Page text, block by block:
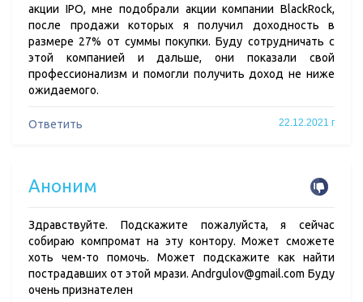
акции IPO, мне подобрали акции компании BlackRock,
после продажи которых я получил доходность в
размере 27% от суммы покупки. Буду сотрудничать с
этой компанией и дальше, они показали свой
профессионализм и помогли получить доход не ниже
ожидаемого.
Ответить 22.12.2021 г
Аноним
Здравствуйте. Подскажите пожалуйста, я сейчас
собираю компромат на эту контору. Может сможете
хоть чем-то помочь. Может подскажите как найти
пострадавших от этой мрази. Andrgulov@gmail.com Буду
очень признателен